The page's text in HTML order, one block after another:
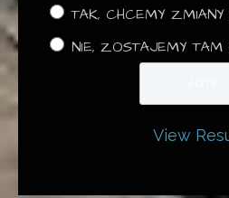
TAK, CHCEMY ZMIANY
NIE, ZOSTAJEMY
View